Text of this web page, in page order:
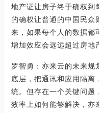
地产证让房子终于确权到
的确权让普通的中国民众
来，如果每个人的数据都
增加效应会远远超过房地
罗智勇：亦来云的未来规
底层，把通讯和应用隔离
统。但存在一个关键问题
效率上如何能够解决，亦